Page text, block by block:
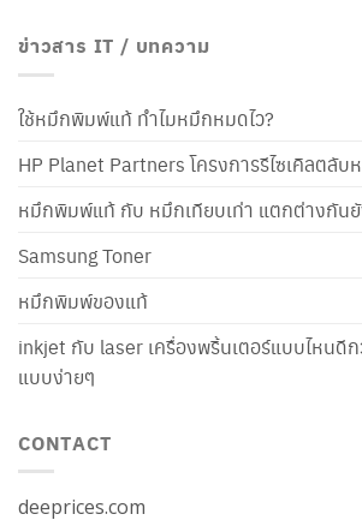
ข่าวสาร IT / บทความ
ใช้หมึกพิมพ์แท้ ทำไมหมึกหมดไว?
HP Planet Partners โครงการรีไซเคิลตลับ
หมึกพิมพ์แท้ กับ หมึกเทียบเท่า แตกต่างกันยั
Samsung Toner
หมึกพิมพ์ของแท้
inkjet กับ laser เครื่องพริ้นเตอร์แบบไหนดีก
แบบง่ายๆ
CONTACT
deeprices.com